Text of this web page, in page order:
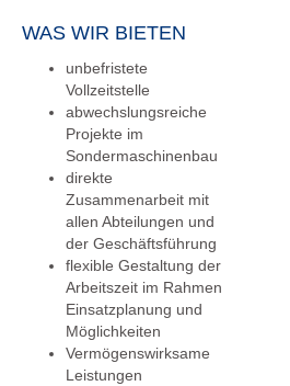
WAS WIR BIETEN
unbefristete
Vollzeitstelle
abwechslungsreiche
Projekte im
Sondermaschinenbau
direkte
Zusammenarbeit mit
allen Abteilungen und
der Geschäftsführung
flexible Gestaltung der
Arbeitszeit im Rahmen
Einsatzplanung und
Möglichkeiten
Vermögenswirksame
Leistungen